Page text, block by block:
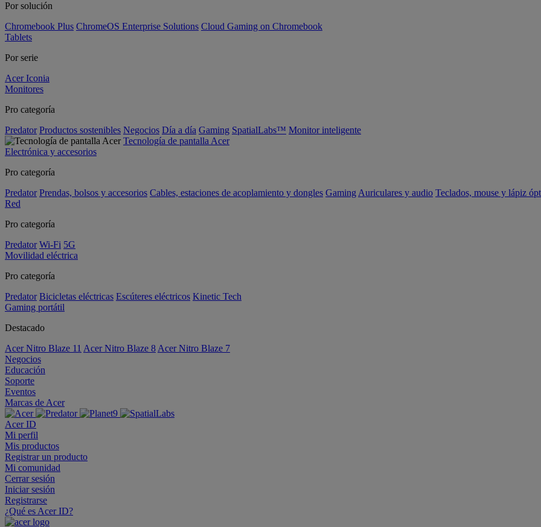
Por solución
Chromebook Plus ChromeOS Enterprise Solutions Cloud Gaming on Chromebook
Tablets
Por serie
Acer Iconia
Monitores
Pro categoría
Predator Productos sostenibles Negocios Día a día Gaming SpatialLabs™ Monitor inteligente
Tecnología de pantalla Acer
Electrónica y accesorios
Pro categoría
Predator Prendas, bolsos y accesorios Cables, estaciones de acoplamiento y dongles Gaming Auriculares y audio Teclados, mouse y lápiz
Red
Pro categoría
Predator Wi-Fi 5G
Movilidad eléctrica
Pro categoría
Predator Bicicletas eléctricas Escúteres eléctricos Kinetic Tech
Gaming portátil
Destacado
Acer Nitro Blaze 11 Acer Nitro Blaze 8 Acer Nitro Blaze 7
Negocios
Educación
Soporte
Eventos
Marcas de Acer
Acer ID
Mi perfil
Mis productos
Registrar un producto
Mi comunidad
Cerrar sesión
Iniciar sesión
Registrarse
¿Qué es Acer ID?